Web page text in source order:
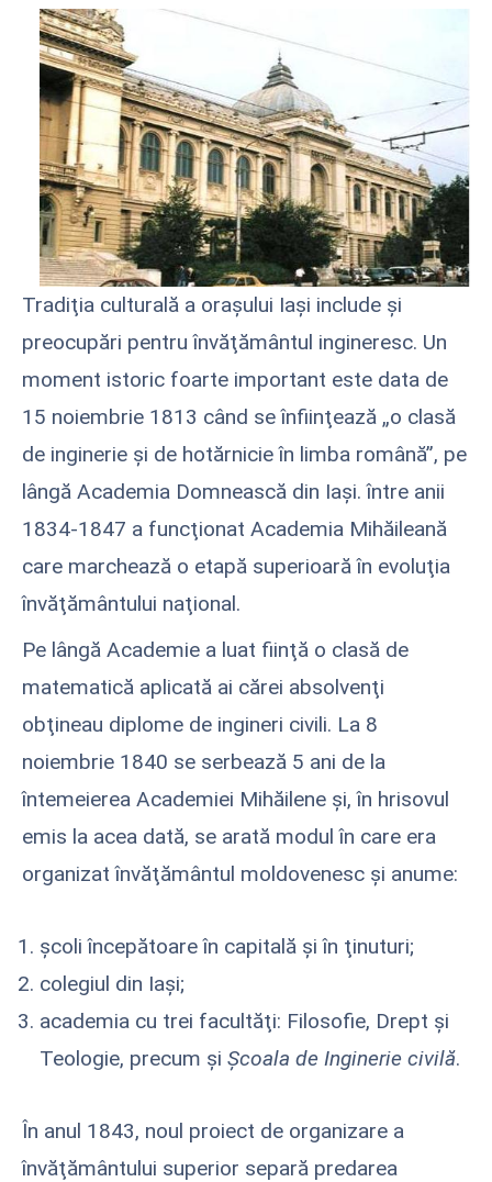
Tradiţia culturală a oraşului Iaşi include şi
preocupări pentru învăţământul ingineresc. Un
moment istoric foarte important este data de
15 noiembrie 1813 când se înfiinţează „o clasă
de inginerie şi de hotărnicie în limba română”, pe
lângă Academia Domnească din Iaşi. între anii
1834-1847 a funcţionat Academia Mihăileană
care marchează o etapă superioară în evoluţia
învăţământului naţional.
Pe lângă Academie a luat fiinţă o clasă de
matematică aplicată ai cărei absolvenţi
obţineau diplome de ingineri civili. La 8
noiembrie 1840 se serbează 5 ani de la
întemeierea Academiei Mihăilene şi, în hrisovul
emis la acea dată, se arată modul în care era
organizat învăţământul moldovenesc şi anume:
şcoli începătoare în capitală şi în ţinuturi;
colegiul din Iaşi;
academia cu trei facultăţi: Filosofie, Drept şi
Teologie, precum şi Şcoala de Inginerie civilă.
În anul 1843, noul proiect de organizare a
învăţământului superior separă predarea